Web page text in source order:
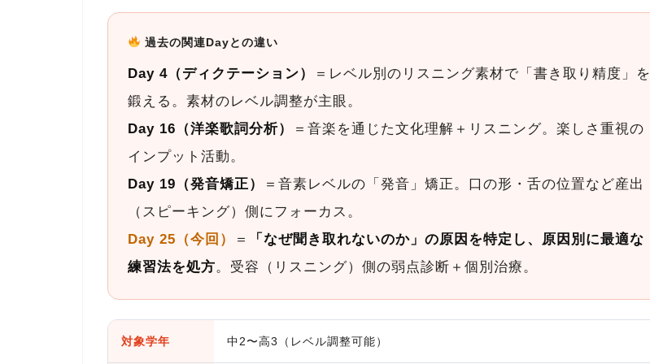
過去の関連Dayとの違い
Day 4（ディクテーション）
＝レベル別のリスニング素材で「書き取り精度」を
鍛える。素材のレベル調整が主眼。
Day 16（洋楽歌詞分析）
＝音楽を通じた文化理解＋リスニング。楽しさ重視の
インプット活動。
Day 19（発音矯正）
＝音素レベルの「発音」矯正。口の形・舌の位置など産出
（スピーキング）側にフォーカス。
Day 25（今回）
＝
「なぜ聞き取れないのか」の原因を特定し、原因別に最適な
練習法を処方。受容（リスニング）側の弱点診断＋個別治療。
対象学年 中2〜高3（レベル調整可能）